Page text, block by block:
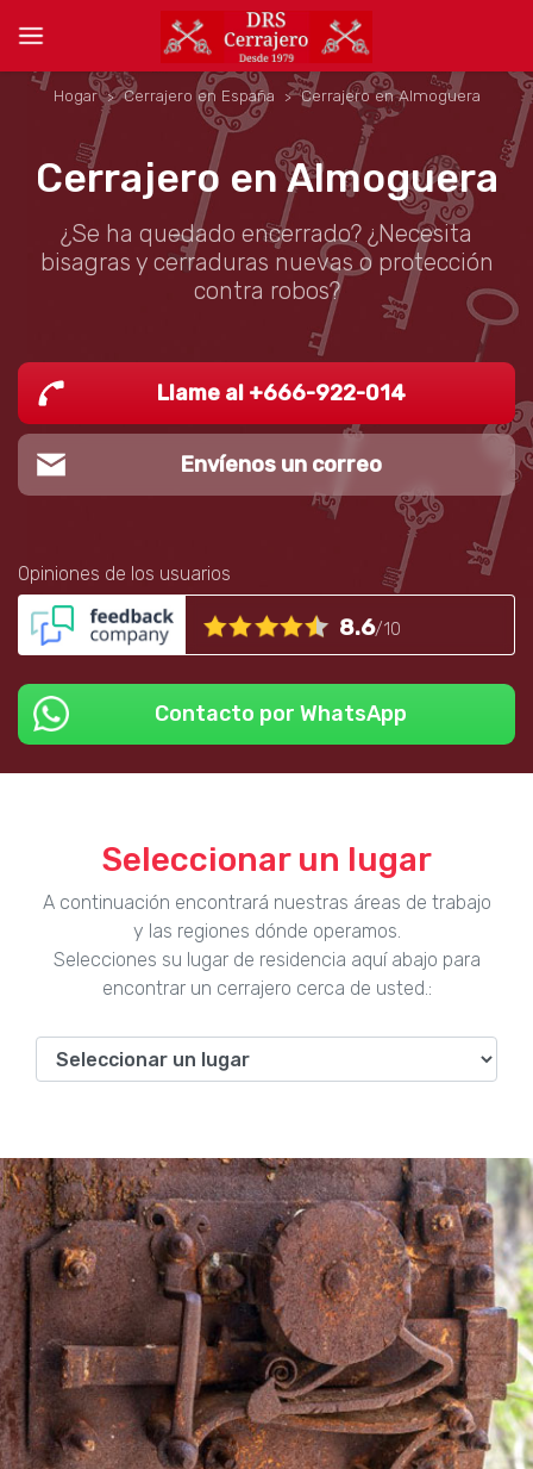
Hogar Cerrajero en España Cerrajero en Almoguera
Cerrajero en Almoguera
¿Se ha quedado encerrado? ¿Necesita
bisagras y cerraduras nuevas o protección
contra robos?
Llame al +666-922-014
Envíenos un correo
Opiniones de los usuarios
8.6/10
Contacto por WhatsApp
Seleccionar un lugar
A continuación encontrará nuestras áreas de trabajo
y las regiones dónde operamos.
Selecciones su lugar de residencia aquí abajo para
encontrar un cerrajero cerca de usted.: